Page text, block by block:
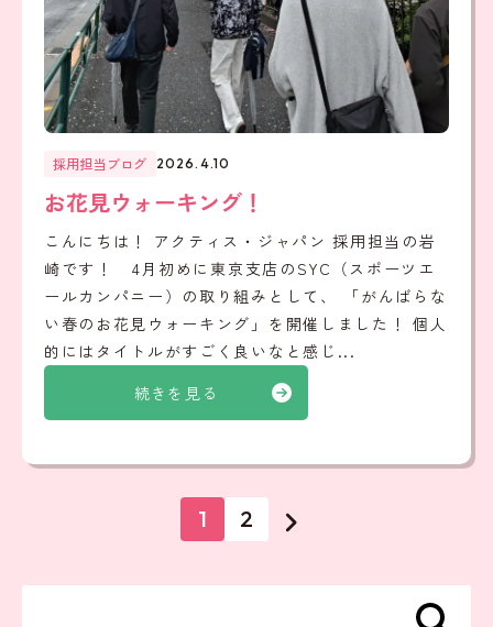
続きを見る
採用担当ブログ 2026.4.10
お花見ウォーキング！
こんにちは！ アクティス・ジャパン 採用担当の岩
崎です！ 4月初めに東京支店のSYC（スポーツエ
ールカンパニー）の取り組みとして、 「がんばらな
い春のお花見ウォーキング」を開催しました！ 個人
的にはタイトルがすごく良いなと感じ...
1 2